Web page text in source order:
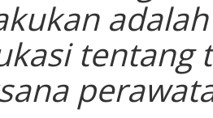
tentang